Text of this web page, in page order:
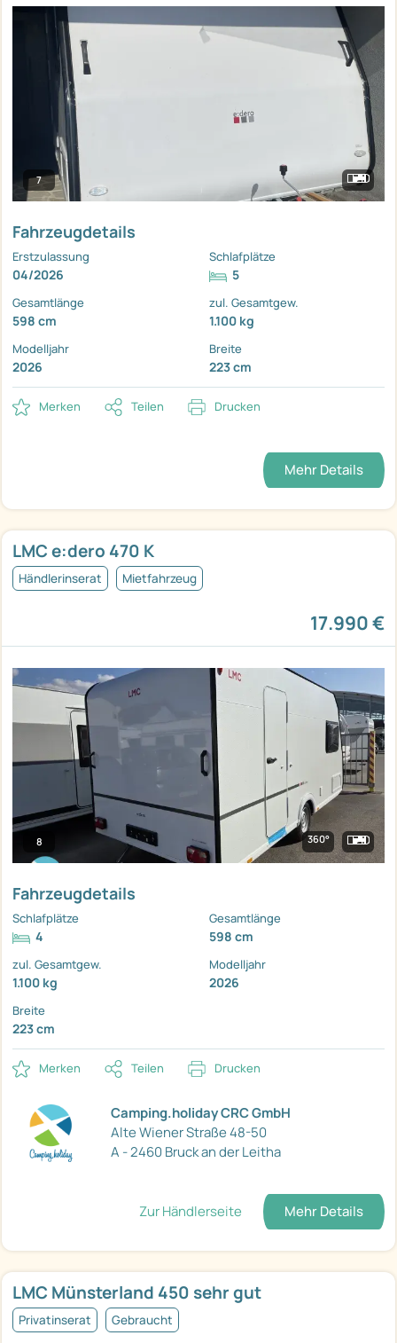
7
Fahrzeugdetails
Erstzulassung
04/2026
Schlafplätze
5
Gesamtlänge
598 cm
zul. Gesamtgew.
1.100 kg
Modelljahr
2026
Breite
223 cm
Merken Teilen Drucken
Mehr Details
LMC e:dero 470 K
Händlerinserat Mietfahrzeug
17.990 €
8 360°
Fahrzeugdetails
Schlafplätze
4
Gesamtlänge
598 cm
zul. Gesamtgew.
1.100 kg
Modelljahr
2026
Breite
223 cm
Merken Teilen Drucken
Camping.holiday CRC GmbH
Alte Wiener Straße 48-50
A - 2460 Bruck an der Leitha
Zur Händlerseite Mehr Details
LMC Münsterland 450 sehr gut
Privatinserat Gebraucht